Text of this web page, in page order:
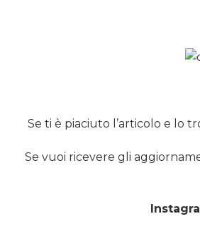
Se ti è piaciuto l’articolo e lo
Se vuoi ricevere gli